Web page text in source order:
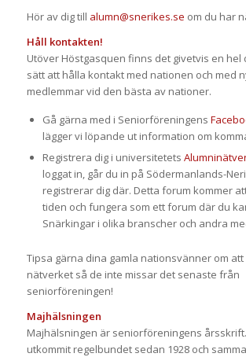
Hör av dig till alumn@snerikes.se om du har
Håll kontakten!
Utöver Höstgasquen finns det givetvis en hel
sätt att hålla kontakt med nationen och med
medlemmar vid den bästa av nationer.
Gå gärna med i Seniorföreningens
lägger vi löpande ut information om
Registrera dig i universitetets
loggat in, går du in på Södermanlands-
registrerar dig där. Detta forum kommer
tiden och fungera som ett forum där du
Snärkingar i olika branscher och andra
Tipsa gärna dina gamla nationsvänner om att
nätverket så de inte missar det senaste från
seniorföreningen!
Majhälsningen
Majhälsningen är seniorföreningens
utkommit regelbundet sedan 1928 och